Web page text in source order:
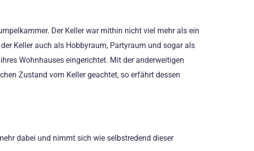
Der Keller war mithin nicht viel mehr als ein
Keller auch als Hobbyraum, Partyraum und sogar als
Wohnhauses eingerichtet. Mit der anderweitigen
Zustand vom Keller geachtet, so erfährt dessen
dabei und nimmt sich wie selbstredend dieser